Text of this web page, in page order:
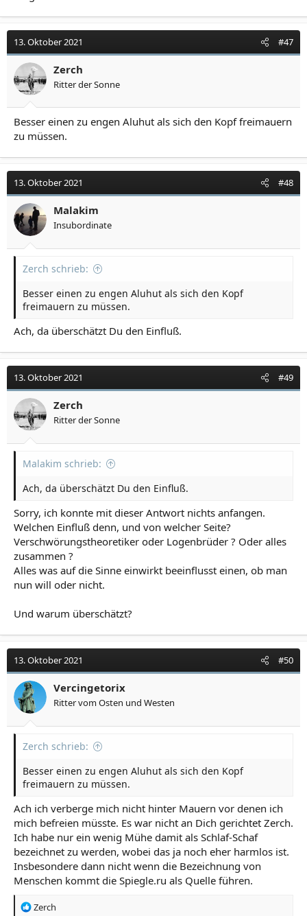
13. Oktober 2021 #47
Zerch
Ritter der Sonne
Besser einen zu engen Aluhut als sich den Kopf freimauern
zu müssen.
13. Oktober 2021 #48
Malakim
Insubordinate
Zerch schrieb:
Besser einen zu engen Aluhut als sich den Kopf
freimauern zu müssen.
Ach, da überschätzt Du den Einfluß.
13. Oktober 2021 #49
Zerch
Ritter der Sonne
Malakim schrieb:
Ach, da überschätzt Du den Einfluß.
Sorry, ich konnte mit dieser Antwort nichts anfangen.
Welchen Einfluß denn, und von welcher Seite?
Verschwörungstheoretiker oder Logenbrüder ? Oder alles
zusammen ?
Alles was auf die Sinne einwirkt beeinflusst einen, ob man
nun will oder nicht.
Und warum überschätzt?
13. Oktober 2021 #50
Vercingetorix
Ritter vom Osten und Westen
Zerch schrieb:
Besser einen zu engen Aluhut als sich den Kopf
freimauern zu müssen.
Ach ich verberge mich nicht hinter Mauern vor denen ich
mich befreien müsste. Es war nicht an Dich gerichtet Zerch.
Ich habe nur ein wenig Mühe damit als Schlaf-Schaf
bezeichnet zu werden, wobei das ja noch eher harmlos ist.
Insbesondere dann nicht wenn die Bezeichnung von
Menschen kommt die Spiegle.ru als Quelle führen.
R
Zerch